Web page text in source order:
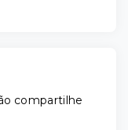
compartilhe